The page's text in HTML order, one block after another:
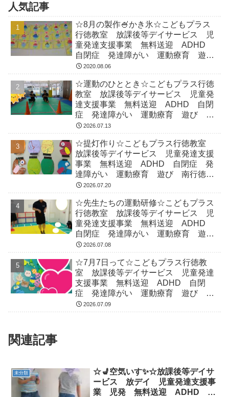
人気記事
☆8月の製作🍧かき氷☆こどもプラス
行徳教室 放課後等デイサービス 児
童発達支援事業 無料送迎 ADHD
自閉症 発達障がい 運動療育 遊
び 南行徳 市川市 浦安市
2020.08.06
☆運動のひととき☆こどもプラス行徳
教室 放課後等デイサービス 児童発
達支援事業 無料送迎 ADHD 自閉
症 発達障がい 運動療育 遊び 南
行徳 市川市 浦安市
2026.07.13
☆提灯作り☆こどもプラス行徳教室
放課後等デイサービス 児童発達支援
事業 無料送迎 ADHD 自閉症 発
達障がい 運動療育 遊び 南行徳
市川市 浦安市
2026.07.20
☆先生たちの運動研修☆こどもプラス
行徳教室 放課後等デイサービス 児
童発達支援事業 無料送迎 ADHD
自閉症 発達障がい 運動療育 遊
び 南行徳 市川市 浦安市
2026.07.08
☆7月7日って☆こどもプラス行徳教
室 放課後等デイサービス 児童発達
支援事業 無料送迎 ADHD 自閉
症 発達障がい 運動療育 遊び 南
行徳 市川市 浦安市
2026.07.09
関連記事
未分類
☆💺空気いす✨☆放課後等デイサ
ービス 放デイ 児童発達支援事
業 児発 無料送迎 ADHD 自